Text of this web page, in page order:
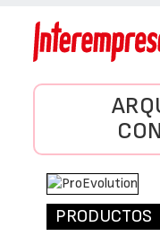
PRODUCTOS